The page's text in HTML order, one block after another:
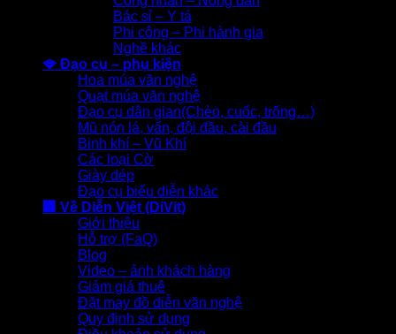
Bác sỉ – Y tá
Phi công – Phi hành gia
Nghề khác
🪭 Đạo cụ – phụ kiện
Hoa múa văn nghệ
Quạt múa văn nghệ
Đạo cụ dân gian(Chèo, cuốc, trống…)
Mũ nón lá, vấn, đội đầu, cài đầu
Binh khí – Vũ Khí
Các loại Cờ
Giày dép
Đạo cụ biểu diễn khác
🏢 Về Diễn Việt (DiVit)
Giới thiệu
Hỗ trợ (FaQ)
Blog
Video – ảnh khách hàng
Giảm giá thuê
Đặt may đồ diễn văn nghệ
Quy định sử dụng